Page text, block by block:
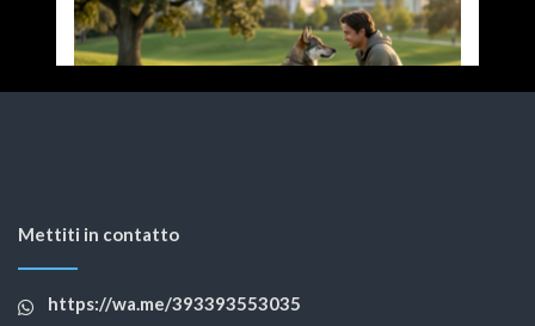
Mettiti in contatto
https://wa.me/393393553035